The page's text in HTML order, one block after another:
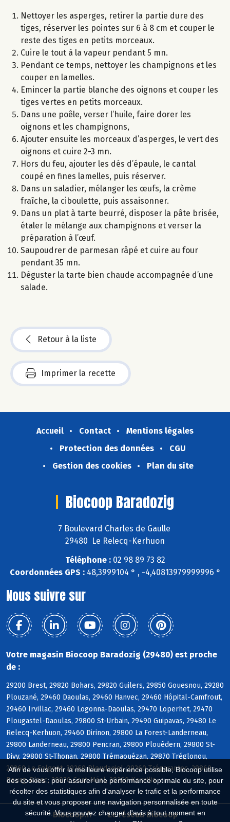
Afin de vous offrir la meilleure expérience possible, Biocoop utilise
des cookies : pour assurer une performance optimale du site, pour
récolter des statistiques afin d'analyser le trafic et la performance
du site et vous proposer une navigation personnalisée en toute
sécurité. Vous pouvez changer d'avis à tout moment en
Nettoyer les asperges, retirer la partie dure des
tiges, réserver les pointes sur 6 à 8 cm et couper le
reste des tiges en petits morceaux.
Cuire le tout à la vapeur pendant 5 mn.
Pendant ce temps, nettoyer les champignons et les
couper en lamelles.
Emincer la partie blanche des oignons et couper les
tiges vertes en petits morceaux.
Dans une poêle, verser l’huile, faire dorer les
oignons et les champignons,
Ajouter ensuite les morceaux d’asperges, le vert des
oignons et cuire 2-3 mn.
Hors du feu, ajouter les dés d’épaule, le cantal
coupé en fines lamelles, puis réserver.
Dans un saladier, mélanger les œufs, la crème
fraîche, la ciboulette, puis assaisonner.
Dans un plat à tarte beurré, disposer la pâte brisée,
étaler le mélange aux champignons et verser la
préparation à l’œuf.
Saupoudrer de parmesan râpé et cuire au four
pendant 35 mn.
Déguster la tarte bien chaude accompagnée d’une
salade.
Retour à la liste
Imprimer la recette
Accueil Contact
Mentions légales
Protection des données
CGU
Gestion des cookies
Plan du site
Biocoop Baradozig
7 Boulevard Charles de Gaulle
29480 Le Relecq-Kerhuon
Téléphone :02 98 89 73 82
Coordonnées GPS :48,3999104 ° , -4,40813979999996 °
Nous suivre sur
Votre magasin Biocoop Baradozig (29480) est proche
de :
29200 Brest, 29820 Bohars, 29820 Guilers, 29850 Gouesnou, 29280
Plouzané, 29460 Daoulas, 29460 Hanvec, 29460 Hôpital-Camfrout,
29460 Irvillac, 29460 Logonna-Daoulas, 29470 Loperhet, 29470
Plougastel-Daoulas, 29800 St-Urbain, 29490 Guipavas, 29480 Le
Relecq-Kerhuon, 29460 Dirinon, 29800 La Forest-Landerneau,
29800 Landerneau, 29800 Pencran, 29800 Plouédern, 29800 St-
Divy, 29800 St-Thonan, 29800 Trémaouézan, 29870 Tréglonou,
29260 Le Folgoët, 29260 Ploudaniel, 29260 Trégarantec, 29860
Bourg-Blanc, 29870 Coat-Méal, 29260 Kernilis
Biocoop.fr Le réseau Biocoop